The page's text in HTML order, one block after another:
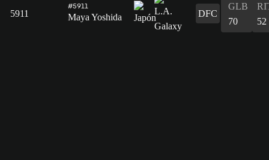
5911
#5911
Maya Yoshida DFC
GLB
70
52